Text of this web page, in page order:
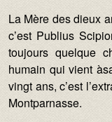
La Mère des dieux
c’est Publius
toujours quelque
humain qui vient
vingt ans, c’est
Montparnasse.